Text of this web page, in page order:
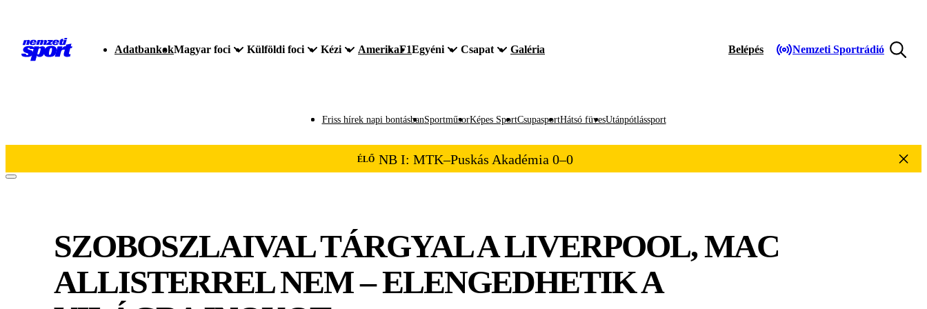
AdatbankokMagyar foci Külföldi foci Kézi AmerikaF1Egyéni Csapat Galéria Belépés Nemzeti Sportrádió
Friss hírek napi bontásbanSportműsorKépes SportCsupasportHátsó füvesUtánpótlássport
ÉLŐ NB I: MTK–Puskás Akadémia 0–0
SZOBOSZLAIVAL TÁRGYAL A LIVERPOOL, MAC
ALLISTERREL NEM – ELENGEDHETIK A